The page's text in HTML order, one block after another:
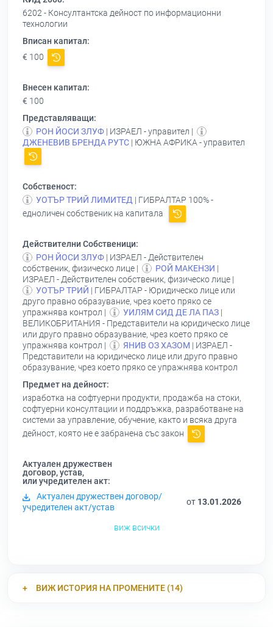
6202 - Консултантска дейност по информационни
технологии
Вписан капитал:
€ 100
Внесен капитал:
€ 100
Представляващи:
РОН ЙОСИ ЗЛУФ | ИЗРАЕЛ - управител |
ДЖЕНЕВИВ БРЕНДА РУТС | ЮЖНА АФРИКА - управител
Собственост:
УОТЪР ТРИЙ ЛИМИТЕД | ГИБРАЛТАР 100% -
едноличен собственик на капитала
Действителни Собственици:
РОН ЙОСИ ЗЛУФ | ИЗРАЕЛ - Действителен
собственик, физическо лице |
РОЙ МАКЕНЗИ |
ИЗРАЕЛ - Действителен собственик, физическо лице |
УОТЪР ТРИЙ | ГИБРАЛТАР - Юридическо лице или
друго правно образувание, чрез което пряко се
упражнява контрол |
УИЛЯМ СИД ДЕ ЛА ПАЗ |
ВЕЛИКОБРИТАНИЯ - Представители на юридическо лице
или друго правно образувание, чрез което пряко се
упражнява контрол |
ЯНИВ ОЗ ХАЗОМ | ИЗРАЕЛ -
Представители на юридическо лице или друго правно
образувание, чрез което пряко се упражнява контрол
Предмет на дейност:
изработка на софтуерни продукти, продажба на стоки,
софтуерни консултации и поддръжка, разработване на
системи за управление, обучение, както и всяка друга
дейност, която не е забранена със закон
Актуален дружествен
договор, устав,
или учредителен акт:
Актуален дружествен договор/
учредителен акт/устав
от 13.01.2026
виж всички
ВИЖ ИСТОРИЯ НА ПРОМЕНИТЕ (14)